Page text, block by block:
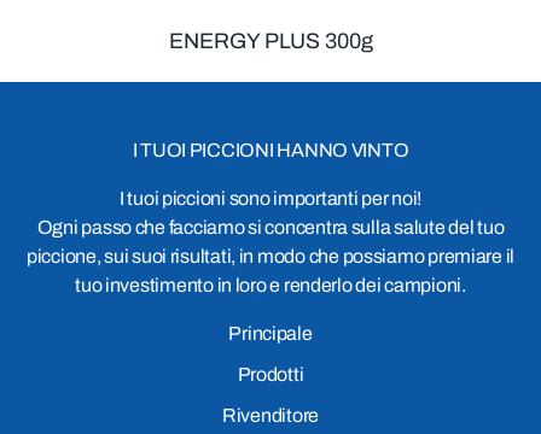
ENERGY PLUS 300g
I TUOI PICCIONI HANNO VINTO
I tuoi piccioni sono importanti per noi!
Ogni passo che facciamo si concentra sulla salute del tuo
piccione, sui suoi risultati, in modo che possiamo premiare il
tuo investimento in loro e renderlo dei campioni.
Principale
Prodotti
Rivenditore